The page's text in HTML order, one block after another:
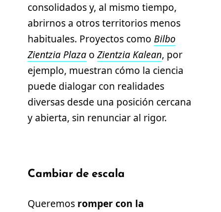
consolidados y, al mismo tiempo,
abrirnos a otros territorios menos
habituales. Proyectos como Bilbo
Zientzia Plaza o Zientzia Kalean, por
ejemplo, muestran cómo la ciencia
puede dialogar con realidades
diversas desde una posición cercana
y abierta, sin renunciar al rigor.
Cambiar de escala
Queremos romper con la